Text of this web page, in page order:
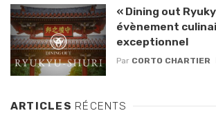
« Dining out
évènement
exceptionnel
Par CORTO CHARTIER
ARTICLES RÉCENTS